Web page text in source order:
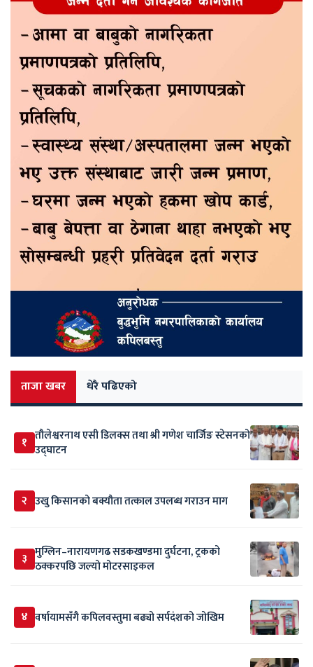
ताजा खबर धेरै पढिएको
१ तौलेश्वरनाथ एसी डिलक्स तथा श्री गणेश चार्जिङ स्टेसनको
उद्घाटन
२ उखु किसानको बक्यौता तत्काल उपलब्ध गराउन माग
३ मुग्लिन–नारायणगढ सडकखण्डमा दुर्घटना, ट्रकको
ठक्करपछि जल्यो मोटरसाइकल
४ वर्षायामसँगै कपिलवस्तुमा बढ्यो सर्पदंशको जोखिम